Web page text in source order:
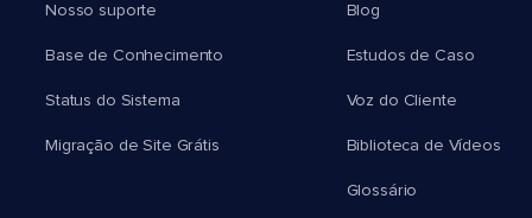
Nosso suporte
Base de Conhecimento
Status do Sistema
Migração de Site Grátis
Blog
Estudos de Caso
Voz do Cliente
Biblioteca de Vídeos
Glossário